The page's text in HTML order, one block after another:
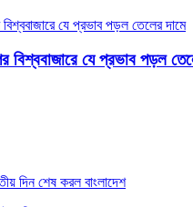
বিশ্ববাজারে যে প্রভাব পড়ল
দিন শেষ করল বাংলাদেশ